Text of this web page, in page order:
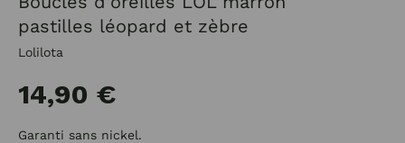
pastilles léopard et zèbre
Lolilota
14,90 €
Garanti sans nickel.